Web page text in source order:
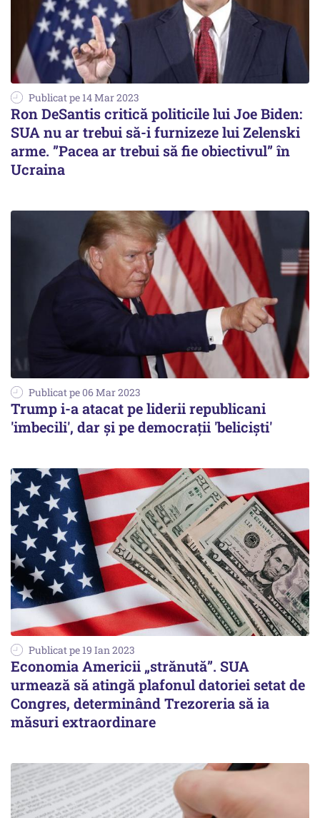
Publicat pe 14 Mar 2023
Ron DeSantis critică politicile lui Joe Biden:
SUA nu ar trebui să-i furnizeze lui Zelenski
arme. ”Pacea ar trebui să fie obiectivul” în
Ucraina
Publicat pe 06 Mar 2023
Trump i-a atacat pe liderii republicani
'imbecili', dar și pe democrații 'beliciști'
Publicat pe 19 Ian 2023
Economia Americii „strănută”. SUA
urmează să atingă plafonul datoriei setat de
Congres, determinând Trezoreria să ia
măsuri extraordinare